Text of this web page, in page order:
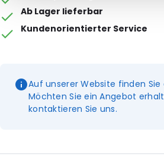
Ab Lager lieferbar
Kundenorientierter Service
Auf unserer Website finden Sie
Möchten Sie ein Angebot
kontaktieren Sie uns.